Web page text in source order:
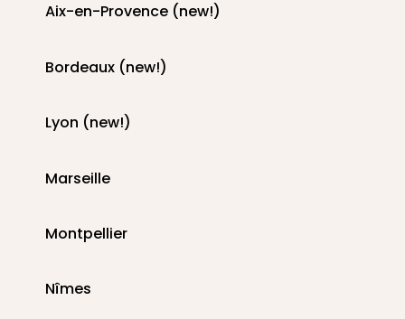
Aix-en-Provence (new!)
Bordeaux (new!)
Lyon (new!)
Marseille
Montpellier
Nîmes